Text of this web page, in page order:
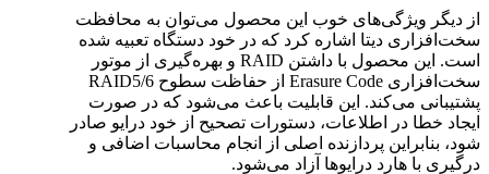
از دیگر ویژگی‌های خوب این محصول می‌توان به محافظت
سخت‌افزاری دیتا اشاره کرد که در خود دستگاه تعبیه شده
است. این محصول با داشتن RAID و بهره‌گیری از موتور
سخت‌افزاری Erasure Code از حفاظت سطوح RAID5/6
پشتیبانی می‌کند. این قابلیت باعث می‌شود که در صورت
ایجاد خطا در اطلاعات، دستورات تصحیح از خود درایو صادر
شود، بنابراین پردازنده اصلی از انجام محاسبات اضافی و
درگیری با هارد درایوها آزاد می‌شود.